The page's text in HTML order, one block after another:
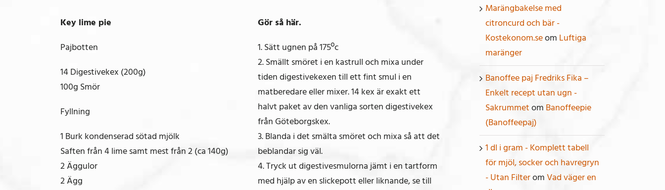
Key lime pie
Pajbotten
14 Digestivekex (200g)
100g Smör
Fyllning
1 Burk kondenserad sötad mjölk
Saften från 4 lime samt mest från 2 (ca 140g)
2 Äggulor
2 Ägg
Gör så här.
1. Sätt ugnen på 175ºc
2. Smällt smöret i en kastrull och mixa under
tiden digestivekexen till ett fint smul i en
matberedare eller mixer. 14 kex är exakt ett
halvt paket av den vanliga sorten digestivekex
från Göteborgskex.
3. Blanda i det smälta smöret och mixa så att det
beblandar sig väl.
4. Tryck ut digestivesmulorna jämt i en tartform
med hjälp av en slickepott eller liknande, se till
Marängbakelse med
citroncurd och bär -
Kostekonom.seom Luftiga
maränger
Banoffee paj Fredriks Fika –
Enkelt recept utan ugn -
Sakrummetom Banoffeepie
(Banoffeepaj)
1 dl i gram - Komplett tabell
för mjöl, socker och havregryn
- Utan FilteromVad väger en